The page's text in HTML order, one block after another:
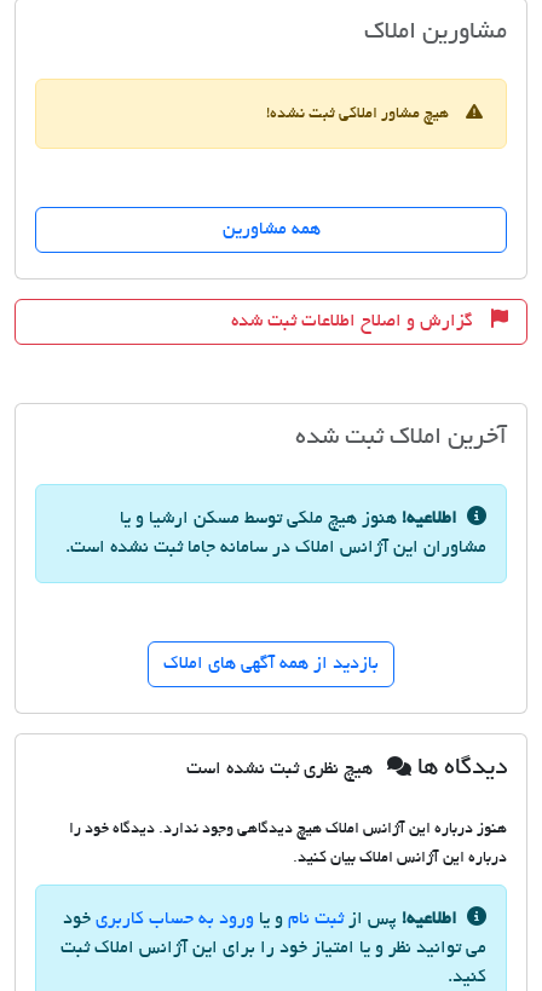
مشاورین املاکمسکن ارشیا
هیچ مشاور املاکی ثبت نشده!
همه مشاورین
گزارش و اصلاح اطلاعات ثبت شده
آخرین املاک ثبت شده
اطلاعیه! هنوز هیچ ملکی توسط مسکن ارشیا و یا
مشاوران این آژانس املاک در سامانه جاما ثبت نشده است.
بازدید از همه آگهی های املاک
دیدگاه ها هیچ نظری ثبت نشده است
هنوز درباره این آژانس املاک هیچ دیدگاهی وجود ندارد. دیدگاه خود را
درباره این آژانس املاک بیان کنید.
اطلاعیه! پس ازثبت نام و یا ورود به حساب کاربری خود
می توانید نظر و یا امتیاز خود را برای این آژانس املاک ثبت
کنید.